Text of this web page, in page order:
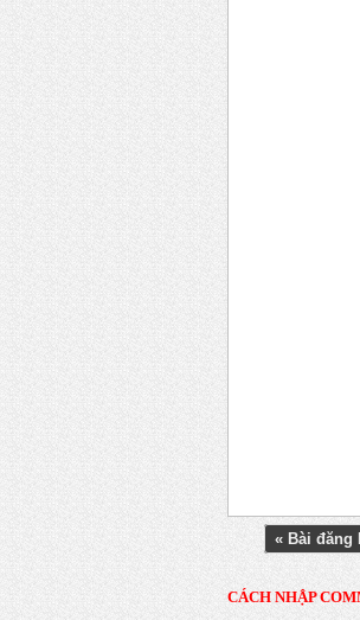
« Bài đăng
CÁCH NHẬP